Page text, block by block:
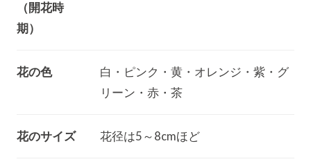
（開花時
期）
花の色
白・ピンク・黄・オレンジ・紫・グ
リーン・赤・茶
花のサイズ 花径は5～8cmほど